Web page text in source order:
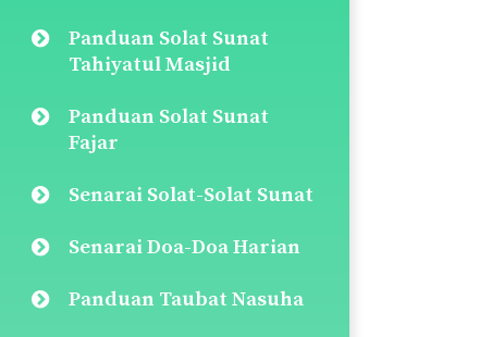
Panduan Solat Sunat
Tahiyatul Masjid
Panduan Solat Sunat
Fajar
Senarai Solat-Solat Sunat
Senarai Doa-Doa Harian
Panduan Taubat Nasuha